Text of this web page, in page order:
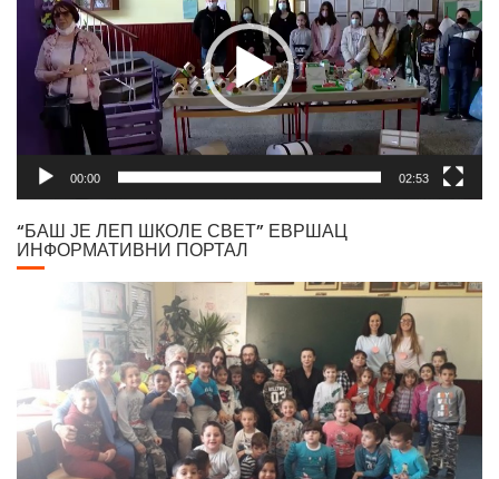
00:00 02:53
“БАШ ЈЕ ЛЕП ШКОЛЕ СВЕТ” ЕВРШАЦ
ИНФОРМАТИВНИ ПОРТАЛ